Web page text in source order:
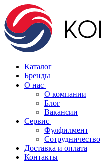
Каталог
Бренды
О нас
О компании
Блог
Вакансии
Сервис
Фулфилмент
Сотрудничество
Доставка и оплата
Контакты